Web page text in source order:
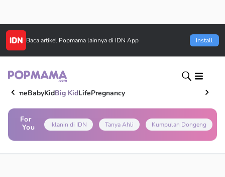
Baca artikel Popmama lainnya di IDN App Install
HomeBabyKidBig KidLifePregnancy
For
You
Iklanin di IDN Tanya Ahli Kumpulan Dongeng